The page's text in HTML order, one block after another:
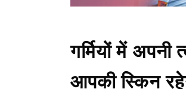
गर्मियों में
आपकी स्किन